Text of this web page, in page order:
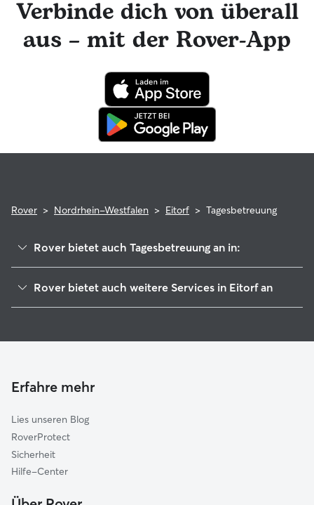
Updates erhalten. Der engagierte Kundenservice von Rover
ist für dich da und dein Hundesitter hat die Möglichkeit,
professionelle tierärztliche Beratung in Anspruch zu
nehmen. Im seltenen Fall eines Problems während der
profitiert von der Rover-Garantie, die die Kosten für
tierärztliche Behandlungen erstattet.
Verbinde dich von überall
aus – mit der Rover-App
Rover > Nordrhein-Westfalen > Eitorf > Tagesbetreuung
Rover bietet auch Tagesbetreuung an in:
Neunkirchen-Seelscheid
Asbach
Siegburg
Waldbröl
Flammersfeld
Rover bietet auch weitere Services in Eitorf an
Gassi-Service in Eitorf
Erfahre mehr
Lies unseren Blog
RoverProtect
Sicherheit
Hilfe-Center